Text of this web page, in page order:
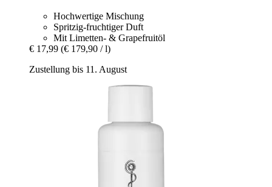
Hochwertige Mischung
Spritzig-fruchtiger Duft
Mit Limetten- & Grapefruitöl
€ 17,99 (€ 179,90 / l)
Zustellung bis 11. August